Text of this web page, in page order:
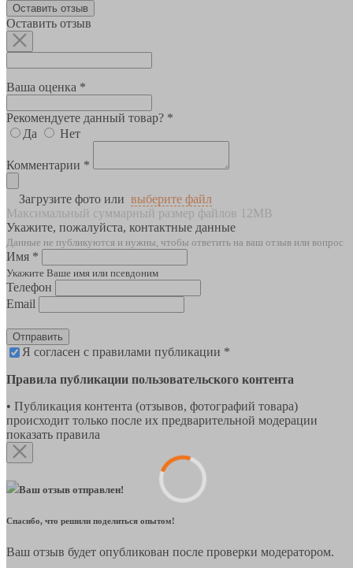
Оставить отзыв
Оставить отзыв
Ваша оценка *
Рекомендуете данный товар? *
Да
Нет
Комментарии *
Загрузите фото или выберите файл
Максимальный суммарный размер файлов 12MB
Укажите, пожалуйста, контактные данные
Данные не публикуются и нужны, чтобы ответить на ваш отзыв или вопрос
Имя *
Укажите Ваше имя или псевдоним
Телефон
Email
Отправить
Я согласен с правилами публикации *
Правила публикации пользовательского контента
• Публикация контента (отзывов, фотографий товара)
происходит только после их предварительной модерации
показать правила
Ваш отзыв отправлен!
Спасибо, что решили поделиться опытом!
Ваш отзыв будет опубликован после проверки модератором.